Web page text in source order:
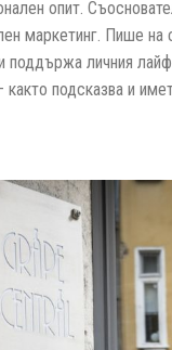
опит.
маркетинг. Пише на
поддържа личния
както подсказва и